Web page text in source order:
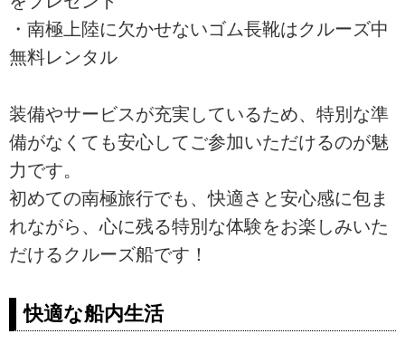
・南極上陸に欠かせないゴム長靴はクルーズ中
無料レンタル
装備やサービスが充実しているため、特別な準
備がなくても安心してご参加いただけるのが魅
力です。
初めての南極旅行でも、快適さと安心感に包ま
れながら、心に残る特別な体験をお楽しみいた
だけるクルーズ船です！
快適な船内生活